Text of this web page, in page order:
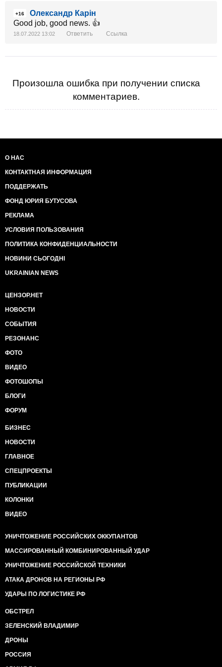
+16
Олександр Карін
Good job, good news. 👍
18.07.2022 13:02 Ответить Ссылка
Произошла ошибка при получении списка
комментариев.
О НАС
КОНТАКТНАЯ ИНФОРМАЦИЯ
ПОДДЕРЖАТЬ
ФОНД ЮРИЯ БУТУСОВА
РЕКЛАМА
УСЛОВИЯ ПОЛЬЗОВАНИЯ
ПОЛИТИКА КОНФИДЕНЦИАЛЬНОСТИ
НОВИНИ СЬОГОДНІ
UKRAINIAN NEWS
ЦЕНЗОР.НЕТ
НОВОСТИ
СОБЫТИЯ
РЕЗОНАНС
ФОТО
ВИДЕО
ФОТОШОПЫ
БЛОГИ
ФОРУМ
БИЗНЕС
НОВОСТИ
ГЛАВНОЕ
СПЕЦПРОЕКТЫ
ПУБЛИКАЦИИ
КОЛОНКИ
ВИДЕО
УНИЧТОЖЕНИЕ РОССИЙСКИХ ОККУПАНТОВ
МАССИРОВАННЫЙ КОМБИНИРОВАННЫЙ УДАР
УНИЧТОЖЕНИЕ РОССИЙСКОЙ ТЕХНИКИ
АТАКА ДРОНОВ НА РЕГИОНЫ РФ
УДАРЫ ПО ЛОГИСТИКЕ РФ
ОБСТРЕЛ
ЗЕЛЕНСКИЙ ВЛАДИМИР
ДРОНЫ
РОССИЯ